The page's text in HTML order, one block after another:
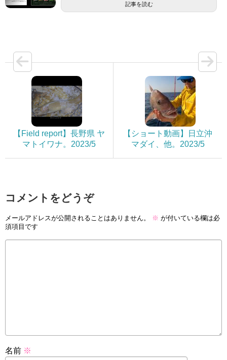
記事を読む
【Field report】長野県 ヤ
マトイワナ。2023/5
【ショート動画】日立沖
マダイ、他。2023/5
コメントをどうぞ
メールアドレスが公開されることはありません。 ※ が付いている欄は必
須項目です
名前 ※